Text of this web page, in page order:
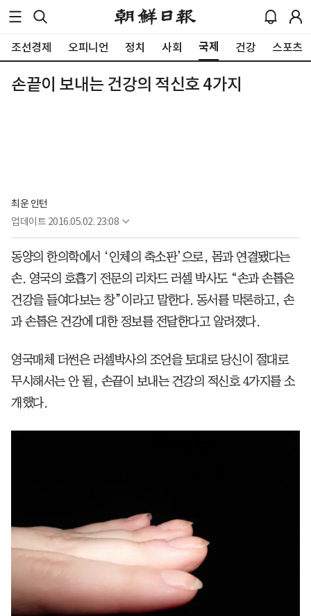
조선경제 오피니언 정치 사회 국제 건강 스포츠
손끝이 보내는 건강의 적신호 4가지
최운 인턴
업데이트 2016.05.02. 23:08
동양의 한의학에서 ‘인체의 축소판’으로, 몸과 연결됐다는
손. 영국의 호흡기 전문의 리차드 러셀 박사도 “손과 손톱은
건강을 들여다보는 창”이라고 말한다. 동서를 막론하고, 손
과 손톱은 건강에 대한 정보를 전달한다고 알려졌다.
영국매체 더썬은 러셀박사의 조언을 토대로 당신이 절대로
무시해서는 안 될, 손끝이 보내는 건강의 적신호 4가지를 소
개했다.